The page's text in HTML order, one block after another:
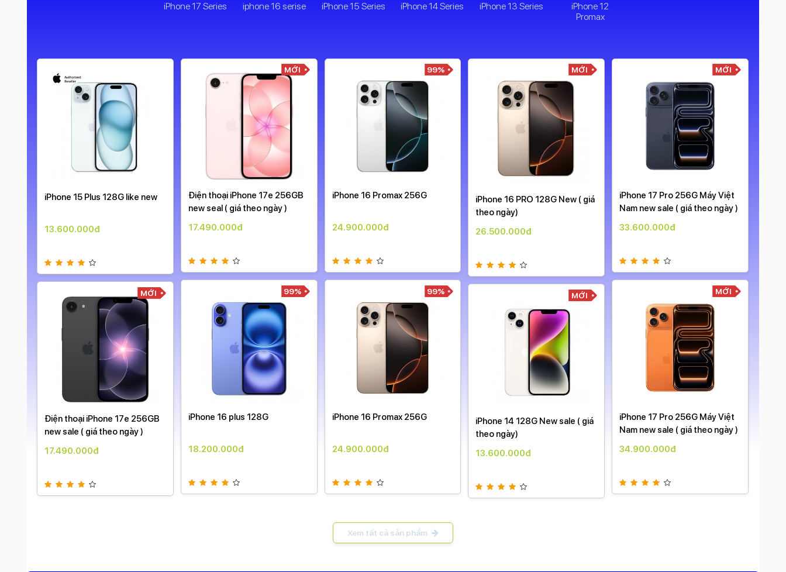
iPhone 17 Series iphone 16 serise iPhone 15 Series iPhone 14 Series iPhone 13 Series
iPhone 12
Promax
iPhone 15 Plus 128G like new
13.600.000đ
MỚI
Điện thoại iPhone 17e 256GB
new sale ( giá theo ngày )
17.490.000đ
MỚI
Điện thoại iPhone 17e 256GB
new seal ( giá theo ngày )
17.490.000đ
99%
iPhone 16 plus 128G
18.200.000đ
99%
iPhone 16 Promax 256G
24.900.000đ
99%
iPhone 16 Promax 256G
24.900.000đ
MỚI
iPhone 16 PRO 128G New ( giá
theo ngày)
26.500.000đ
MỚI
iPhone 14 128G New sale ( giá
theo ngày)
13.600.000đ
MỚI
iPhone 17 Pro 256G Máy Việt
Nam new sale ( giá theo ngày )
33.600.000đ
MỚI
iPhone 17 Pro 256G Máy Việt
Nam new sale ( giá theo ngày )
34.900.000đ
Xem tất cả sản phẩm